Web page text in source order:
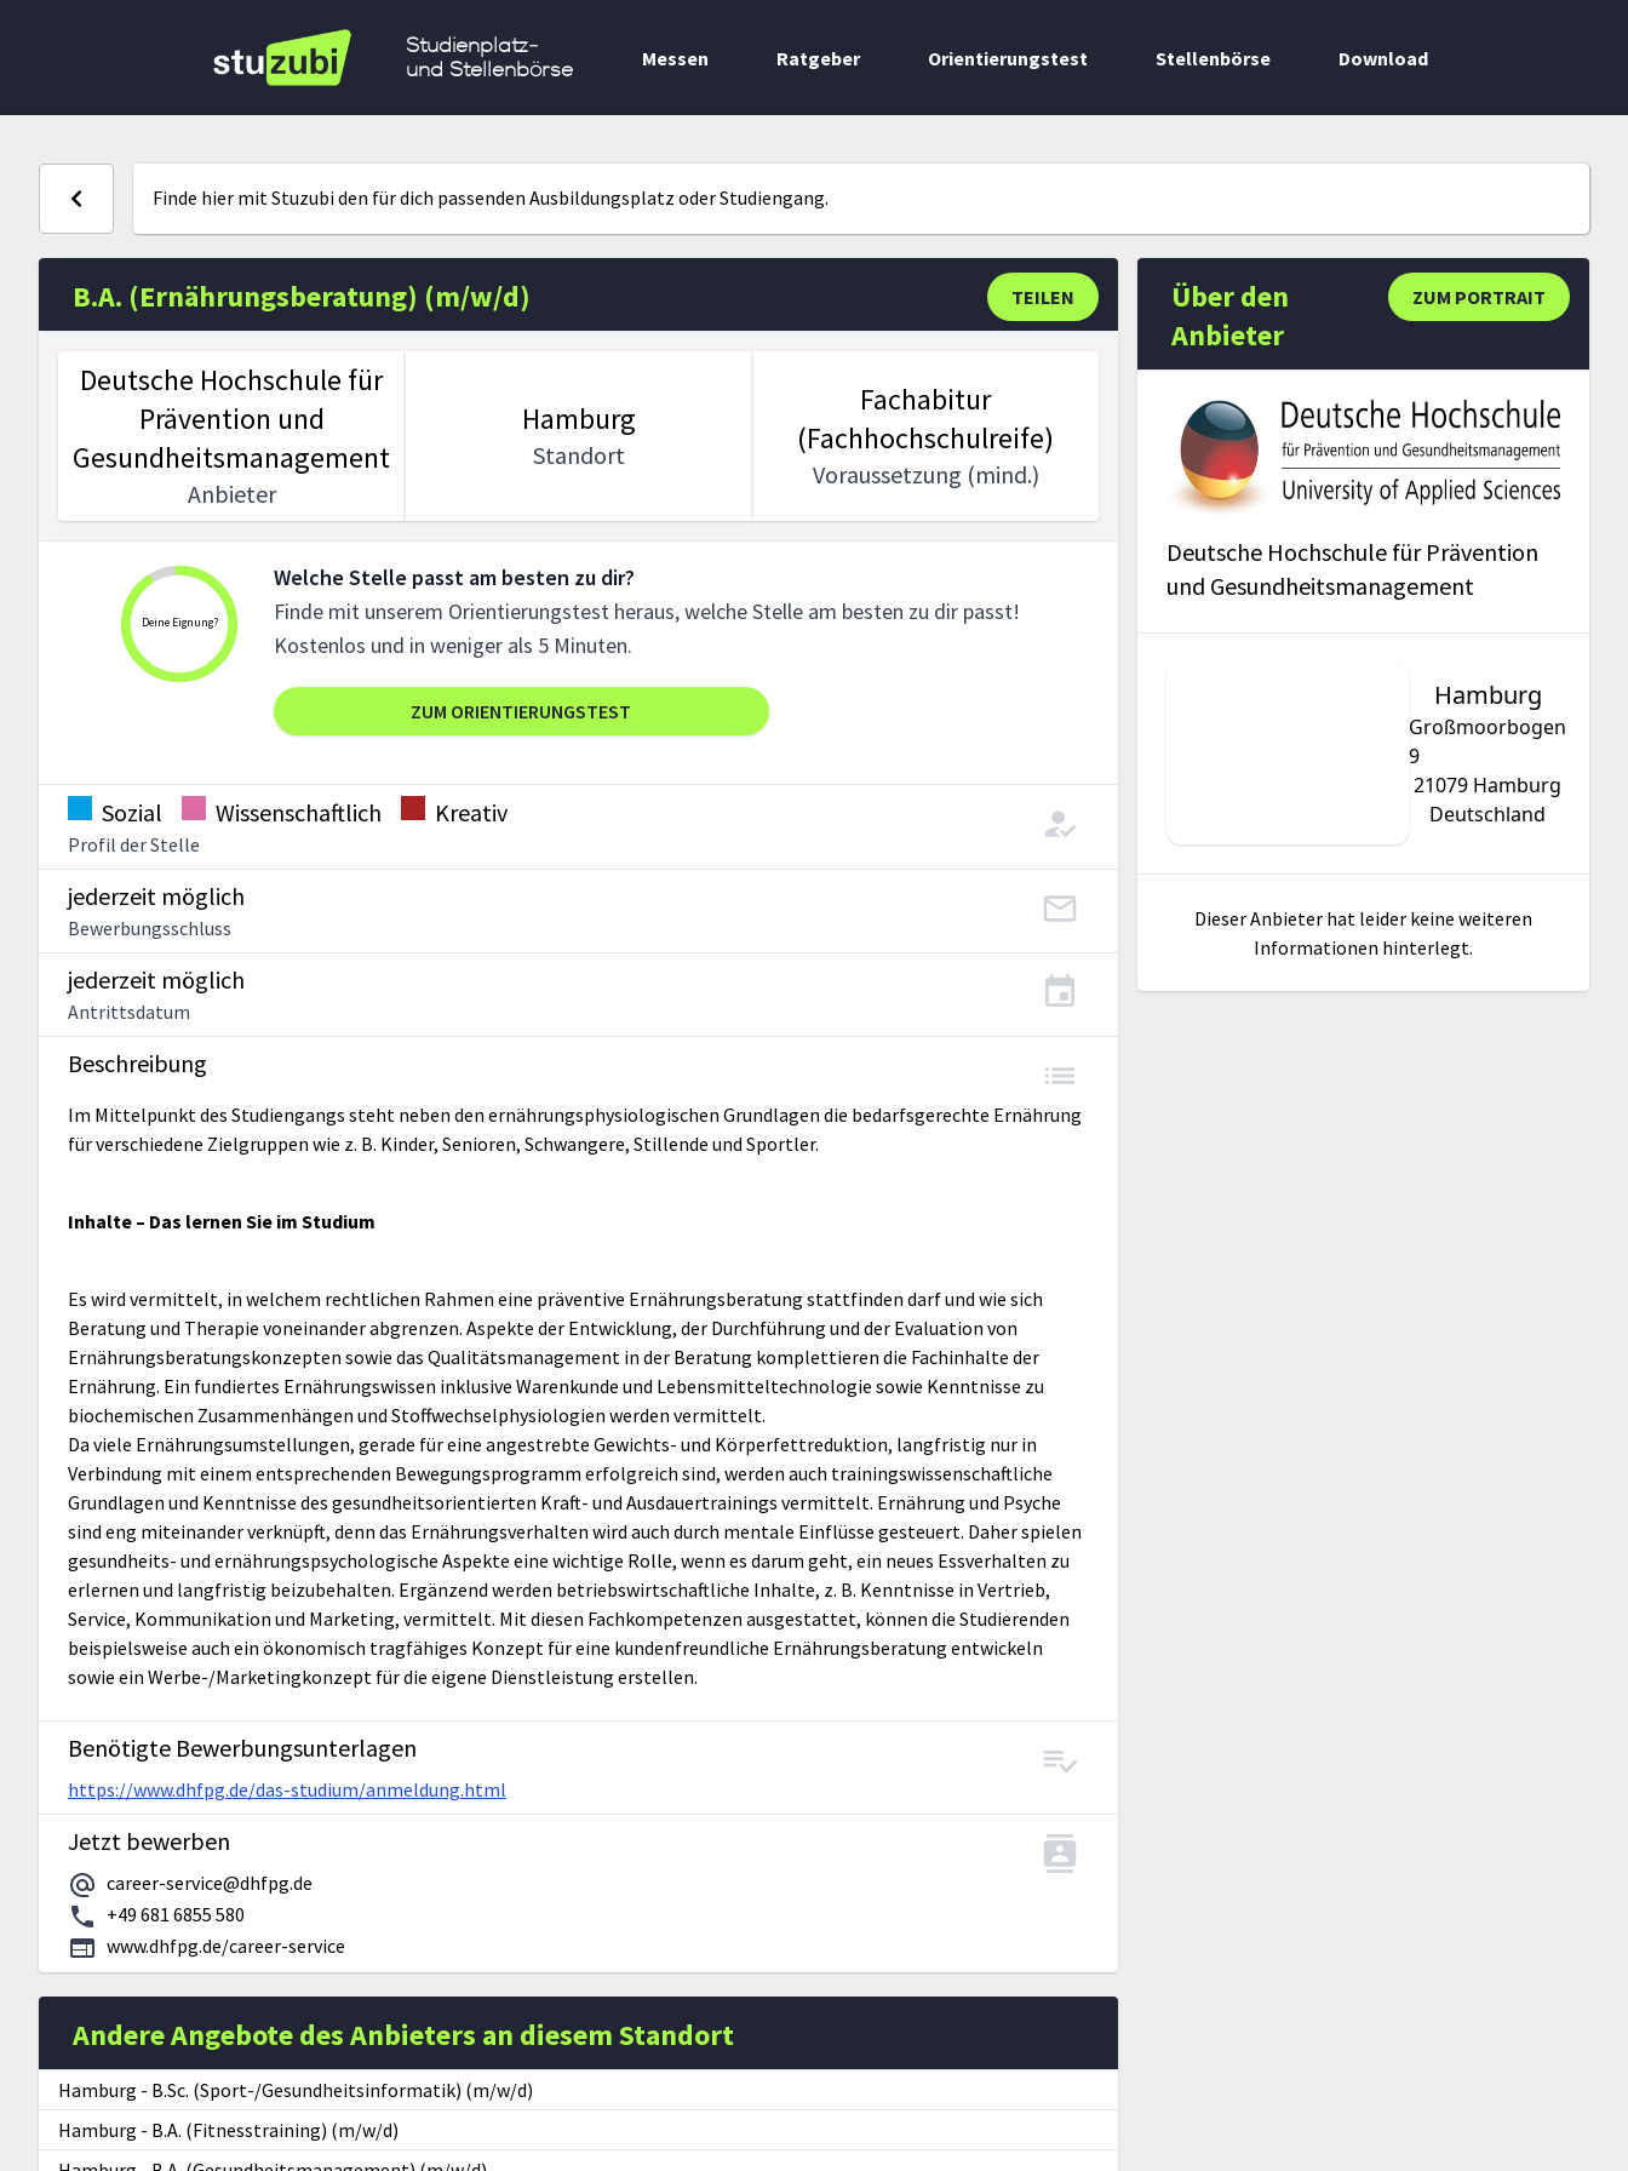
Studienplatz-
und Stellenbörse
Messen Ratgeber Orientierungstest Stellenbörse Download
Finde hier mit Stuzubi den für dich passenden Ausbildungsplatz oder Studiengang.
TEILEN
B.A. (Ernährungsberatung) (m/w/d)
Deutsche Hochschule für
Prävention und
Gesundheitsmanagement
Anbieter
Hamburg
Standort
Fachabitur
(Fachhochschulreife)
Voraussetzung (mind.)
Deine Eignung?
Welche Stelle passt am besten zu dir?
Finde mit unserem Orientierungstest heraus, welche Stelle am besten zu dir passt!
Kostenlos und in weniger als 5 Minuten.
ZUM ORIENTIERUNGSTEST
Sozial Wissenschaftlich Kreativ
Profil der Stelle
jederzeit möglich
Bewerbungsschluss
jederzeit möglich
Antrittsdatum
Beschreibung
Im Mittelpunkt des Studiengangs steht neben den ernährungsphysiologischen Grundlagen die bedarfsgerechte Ernährung
für verschiedene Zielgruppen wie z. B. Kinder, Senioren, Schwangere, Stillende und Sportler.
Inhalte – Das lernen Sie im Studium
Es wird vermittelt, in welchem rechtlichen Rahmen eine präventive Ernährungsberatung stattfinden darf und wie sich
Beratung und Therapie voneinander abgrenzen. Aspekte der Entwicklung, der Durchführung und der Evaluation von
Ernährungsberatungskonzepten sowie das Qualitätsmanagement in der Beratung komplettieren die Fachinhalte der
Ernährung. Ein fundiertes Ernährungswissen inklusive Warenkunde und Lebensmitteltechnologie sowie Kenntnisse zu
biochemischen Zusammenhängen und Stoffwechselphysiologien werden vermittelt.
Da viele Ernährungsumstellungen, gerade für eine angestrebte Gewichts- und Körperfettreduktion, langfristig nur in
Verbindung mit einem entsprechenden Bewegungsprogramm erfolgreich sind, werden auch trainingswissenschaftliche
Grundlagen und Kenntnisse des gesundheitsorientierten Kraft- und Ausdauertrainings vermittelt. Ernährung und Psyche
sind eng miteinander verknüpft, denn das Ernährungsverhalten wird auch durch mentale Einflüsse gesteuert. Daher spielen
gesundheits- und ernährungspsychologische Aspekte eine wichtige Rolle, wenn es darum geht, ein neues Essverhalten zu
erlernen und langfristig beizubehalten. Ergänzend werden betriebswirtschaftliche Inhalte, z. B. Kenntnisse in Vertrieb,
Service, Kommunikation und Marketing, vermittelt. Mit diesen Fachkompetenzen ausgestattet, können die Studierenden
beispielsweise auch ein ökonomisch tragfähiges Konzept für eine kundenfreundliche Ernährungsberatung entwickeln
sowie ein Werbe-/Marketingkonzept für die eigene Dienstleistung erstellen.
Benötigte Bewerbungsunterlagen
https://www.dhfpg.de/das-studium/anmeldung.html
Jetzt bewerben
career-service@dhfpg.de
+49 681 6855 580
www.dhfpg.de/career-service
Andere Angebote des Anbieters an diesem Standort
Hamburg - B.Sc. (Sport-/Gesundheitsinformatik) (m/w/d)
Hamburg - B.A. (Fitnesstraining) (m/w/d)
ZUM PORTRAIT
Über den
Anbieter
Deutsche Hochschule für Prävention
und Gesundheitsmanagement
Hamburg
Großmoorbogen
9
21079 Hamburg
Deutschland
Dieser Anbieter hat leider keine weiteren
Informationen hinterlegt.